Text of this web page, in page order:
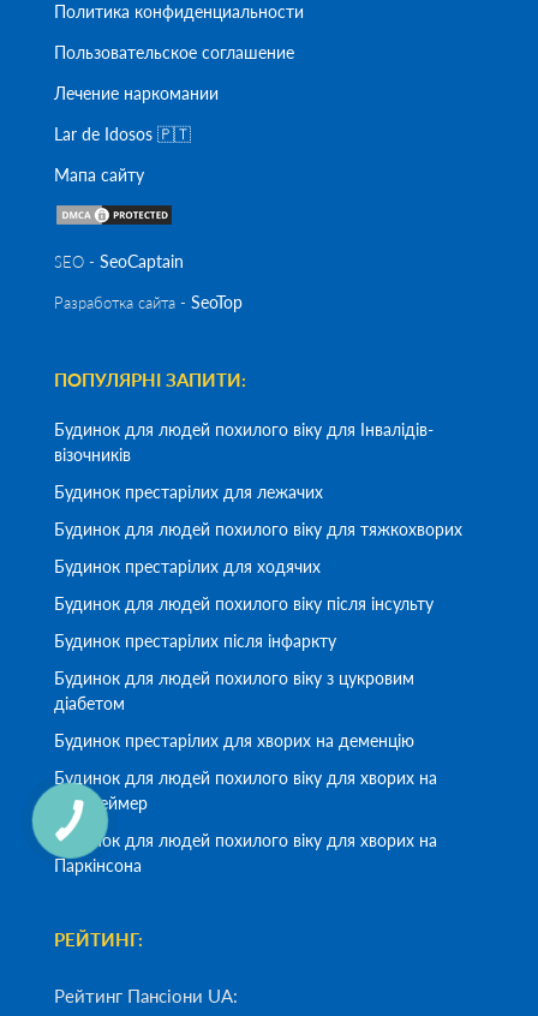
Политика конфиденциальности
Пользовательское соглашение
Лечение наркомании
Lar de Idosos 🇵🇹
Мапа сайту
SEO - SeoСaptain
Разработка сайта - SeoTop
ПОПУЛЯРНІ ЗАПИТИ:
Будинок для людей похилого віку для Інвалідів-
візочників
Будинок престарілих для лежачих
Будинок для людей похилого віку для тяжкохворих
Будинок престарілих для ходячих
Будинок для людей похилого віку після інсульту
Будинок престарілих після інфаркту
Будинок для людей похилого віку з цукровим
діабетом
Будинок престарілих для хворих на деменцію
Будинок для людей похилого віку для хворих на
Альцгеймер
Будинок для людей похилого віку для хворих на
Паркінсона
РЕЙТИНГ:
Рейтинг Пансіони UA: